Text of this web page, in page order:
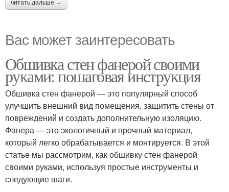
читать дальше →
Вас может заинтересовать
Обшивка стен фанерой своими
руками: пошаговая инструкция
Обшивка стен фанерой — это популярный способ
улучшить внешний вид помещения, защитить стены от
повреждений и создать дополнительную изоляцию.
Фанера — это экологичный и прочный материал,
который легко обрабатывается и монтируется. В этой
статье мы рассмотрим, как обшивку стен фанерой
своими руками, используя простые инструменты и
следующие шаги.